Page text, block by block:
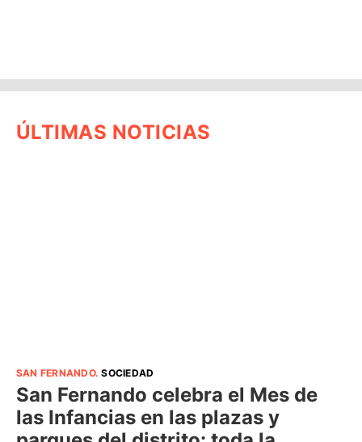
ÚLTIMAS NOTICIAS
SAN FERNANDO.SOCIEDAD
San Fernando celebra el Mes de
las Infancias en las plazas y